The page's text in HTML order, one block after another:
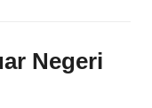
Negeri